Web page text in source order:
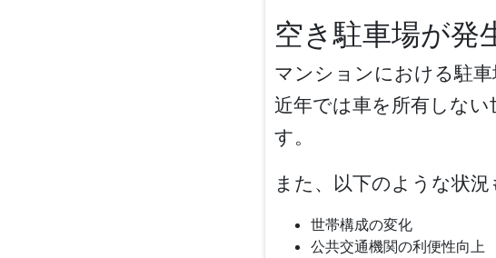
空き駐車場が発
マンションにおける駐
近年では車を所有しな
す。
また、以下のような状況
世帯構成の変化
公共交通機関の利便性向上